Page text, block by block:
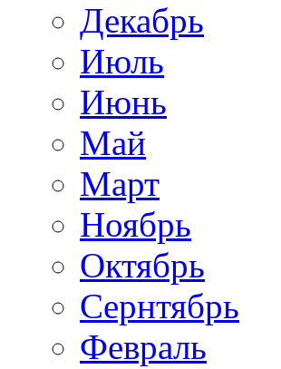
Декабрь
Июль
Июнь
Май
Март
Ноябрь
Октябрь
Сернтябрь
Февраль